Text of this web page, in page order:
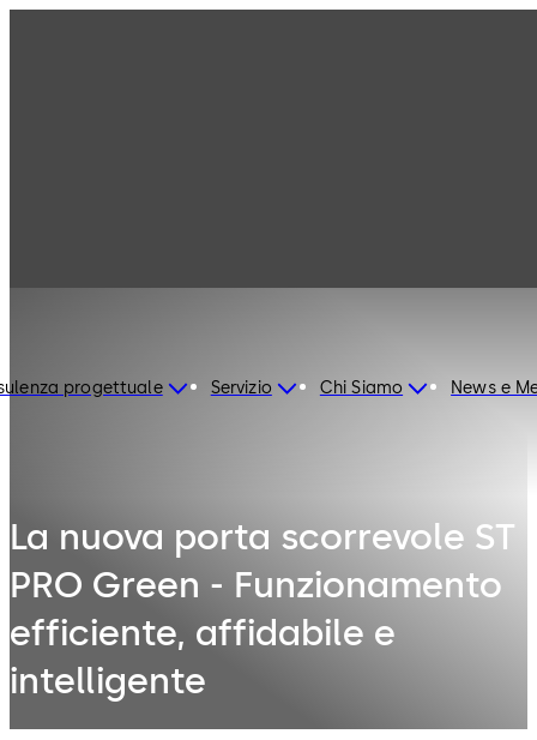
progettuale Servizio Chi Siamo News e
La nuova porta scorrevole ST
PRO Green - Funzionamento
efficiente, affidabile e
intelligente